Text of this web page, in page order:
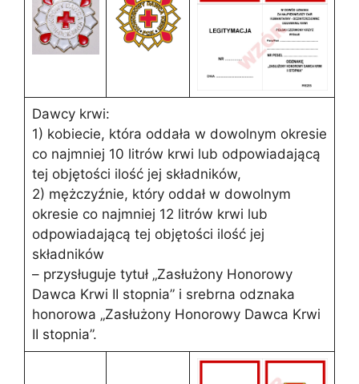
Dawcy krwi:
1) kobiecie, która oddała w dowolnym okresie
co najmniej 10 litrów krwi lub odpowiadającą
tej objętości ilość jej składników,
2) mężczyźnie, który oddał w dowolnym
okresie co najmniej 12 litrów krwi lub
odpowiadającą tej objętości ilość jej
składników
– przysługuje tytuł „Zasłużony Honorowy
Dawca Krwi II stopnia” i srebrna odznaka
honorowa „Zasłużony Honorowy Dawca Krwi
II stopnia”.